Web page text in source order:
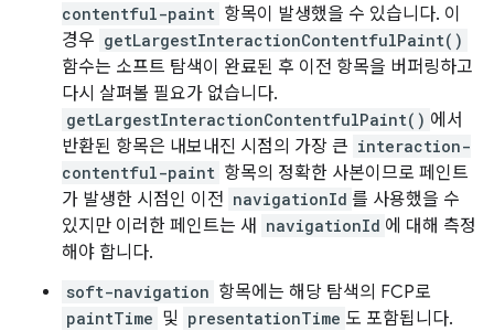
contentful-paint 항목이 발생했을 수 있습니다. 이
경우 getLargestInteractionContentfulPaint()
함수는 소프트 탐색이 완료된 후 이전 항목을 버퍼링하고
다시 살펴볼 필요가 없습니다.
getLargestInteractionContentfulPaint() 에서
반환된 항목은 내보내진 시점의 가장 큰 interaction-
contentful-paint 항목의 정확한 사본이므로 페인트
가 발생한 시점인 이전 navigationId 를 사용했을 수
있지만 이러한 페인트는 새
navigationId 에 대해 측정
해야 합니다.
soft-navigation 항목에는 해당 탐색의 FCP로
paintTime 및 presentationTime 도 포함됩니다.